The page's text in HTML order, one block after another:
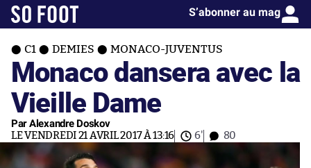
S’abonner au mag
C1 DEMIES MONACO-JUVENTUS
Monaco dansera avec la
Vieille Dame
Par Alexandre Doskov
LE VENDREDI 21 AVRIL 2017 À 13:16 6' 80